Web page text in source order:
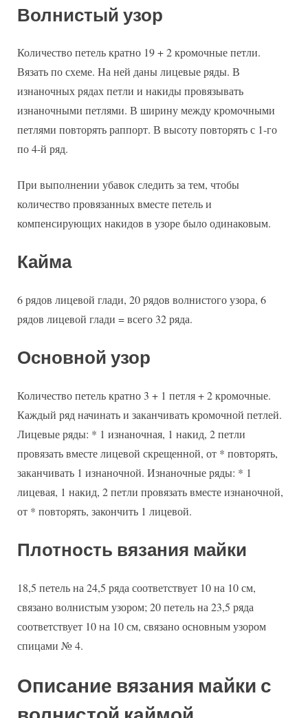
Волнистый узор
Количество петель кратно 19 + 2 кромочные петли.
Вязать по схеме. На ней даны лицевые ряды. В
изнаночных рядах петли и накиды провязывать
изнаночными петлями. В ширину между кромочными
петлями повторять раппорт. В высоту повторять с 1-го
по 4-й ряд.
При выполнении убавок следить за тем, чтобы
количество провязанных вместе петель и
компенсирующих накидов в узоре было одинаковым.
Кайма
6 рядов лицевой глади, 20 рядов волнистого узора, 6
рядов лицевой глади = всего 32 ряда.
Основной узор
Количество петель кратно 3 + 1 петля + 2 кромочные.
Каждый ряд начинать и заканчивать кромочной петлей.
Лицевые ряды: * 1 изнаночная, 1 накид, 2 петли
провязать вместе лицевой скрещенной, от * повторять,
заканчивать 1 изнаночной. Изнаночные ряды: * 1
лицевая, 1 накид, 2 петли провязать вместе изнаночной,
от * повторять, закончить 1 лицевой.
Плотность вязания майки
18,5 петель на 24,5 ряда соответствует 10 на 10 см,
связано волнистым узором; 20 петель на 23,5 ряда
соответствует 10 на 10 см, связано основным узором
спицами № 4.
Описание вязания майки с